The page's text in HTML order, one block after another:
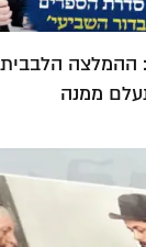
ההמלצה
ממנה